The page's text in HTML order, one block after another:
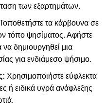
των εξαρτημάτων.
τα κάρβουνα σε
τόπο ψησίματος. Αφήστε
δημιουργηθεί μια
για ενδιάμεσο ψήσιμο.
Χρησιμοποιήστε εύφλεκτα
ή ειδικά υγρά ανάφλεξης